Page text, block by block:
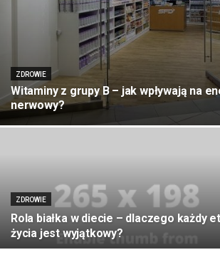
ZDROWIE
Witaminy z grupy B – jak wpływają na
nerwowy?
ZDROWIE
Rola białka w diecie – dlaczego każdy
życia jest wyjątkowy?